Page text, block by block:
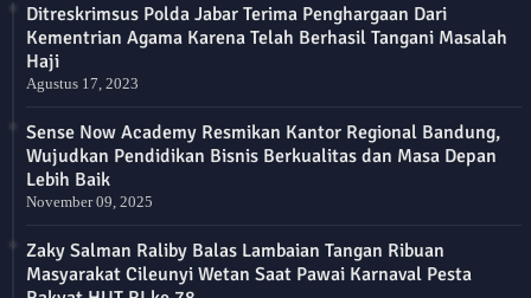
Ditreskrimsus Polda Jabar Terima Penghargaan Dari
Kementrian Agama Karena Telah Berhasil Tangani Masalah
Haji
Agustus 17, 2023
Sense Now Academy Resmikan Kantor Regional Bandung,
Wujudkan Pendidikan Bisnis Berkualitas dan Masa Depan
Lebih Baik
November 09, 2025
Zaky Salman Raliby Balas Lambaian Tangan Ribuan
Masyarakat Cileunyi Wetan Saat Pawai Karnaval Pesta